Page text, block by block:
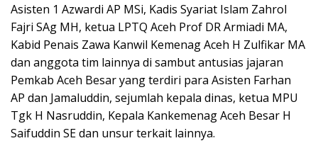
Asisten 1 Azwardi AP MSi, Kadis Syariat Islam Zahrol
Fajri SAg MH, ketua LPTQ Aceh Prof DR Armiadi MA,
Kabid Penais Zawa Kanwil Kemenag Aceh H Zulfikar MA
dan anggota tim lainnya di sambut antusias jajaran
Pemkab Aceh Besar yang terdiri para Asisten Farhan
AP dan Jamaluddin, sejumlah kepala dinas, ketua MPU
Tgk H Nasruddin, Kepala Kankemenag Aceh Besar H
Saifuddin SE dan unsur terkait lainnya.